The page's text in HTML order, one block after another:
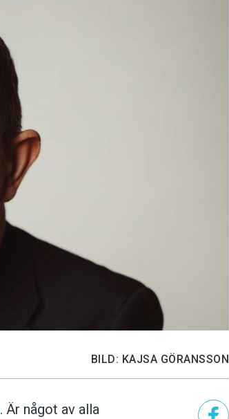
BILD: KAJSA GÖRANSSON
. Är något av alla